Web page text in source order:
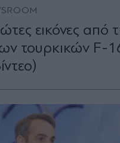
εικόνες από
τουρκικών F-